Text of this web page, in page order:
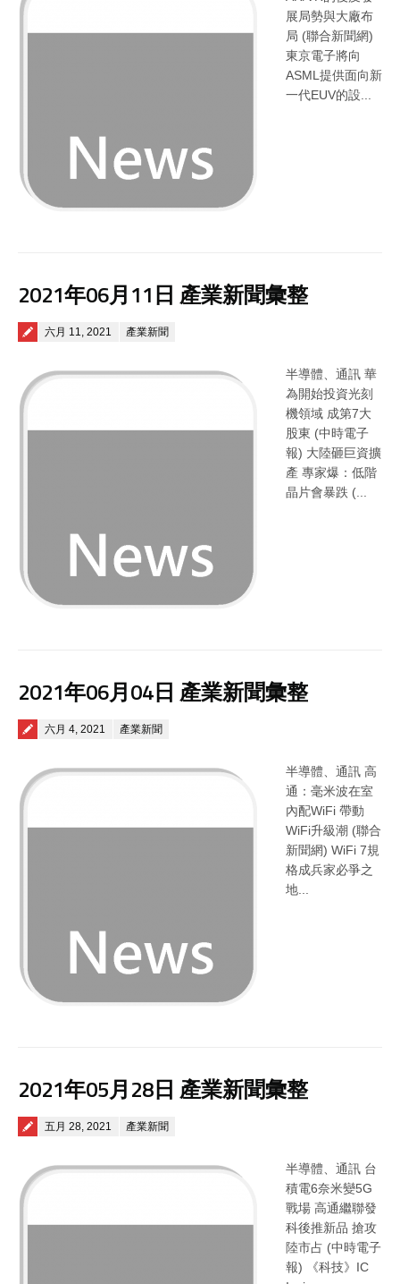
展局勢與大廠布
局 (聯合新聞網)
東京電子將向
ASML提供面向新
一代EUV的設...
2021年06月11日 產業新聞彙整
Posted on
六月 11, 2021 產業新聞
半導體、通訊 華
為開始投資光刻
機領域 成第7大
股東 (中時電子
報) 大陸砸巨資擴
產 專家爆：低階
晶片會暴跌 (...
2021年06月04日 產業新聞彙整
Posted on
六月 4, 2021 產業新聞
半導體、通訊 高
通：毫米波在室
內配WiFi 帶動
WiFi升級潮 (聯合
新聞網) WiFi 7規
格成兵家必爭之
地...
2021年05月28日 產業新聞彙整
Posted on
五月 28, 2021 產業新聞
半導體、通訊 台
積電6奈米變5G
戰場 高通繼聯發
科後推新品 搶攻
陸市占 (中時電子
報) 《科技》IC